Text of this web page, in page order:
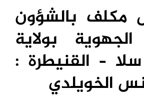
مكلف بالشؤون
الجهوية بولاية
– القنيطرة :
الخويلدي